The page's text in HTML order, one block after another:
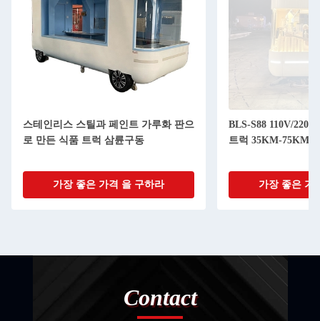
스테인리스 스틸과 페인트 가루화 판으
로 만든 식품 트럭 삼륜구동
가장 좋은 가격 을 구하라
BLS-S88 110V/
트럭 35KM-75KM/H
가장 좋은 가
Contact